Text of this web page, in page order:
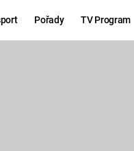
Pořady TV Program